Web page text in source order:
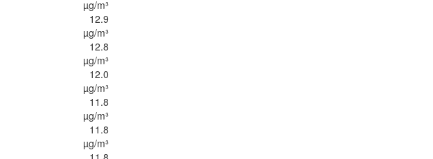
µg/m³
12.9
µg/m³
12.8
µg/m³
12.0
µg/m³
11.8
µg/m³
11.8
µg/m³